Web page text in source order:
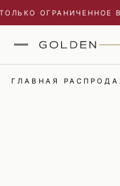
ОГРАНИЧЕННОЕ
ГЛАВНАЯ